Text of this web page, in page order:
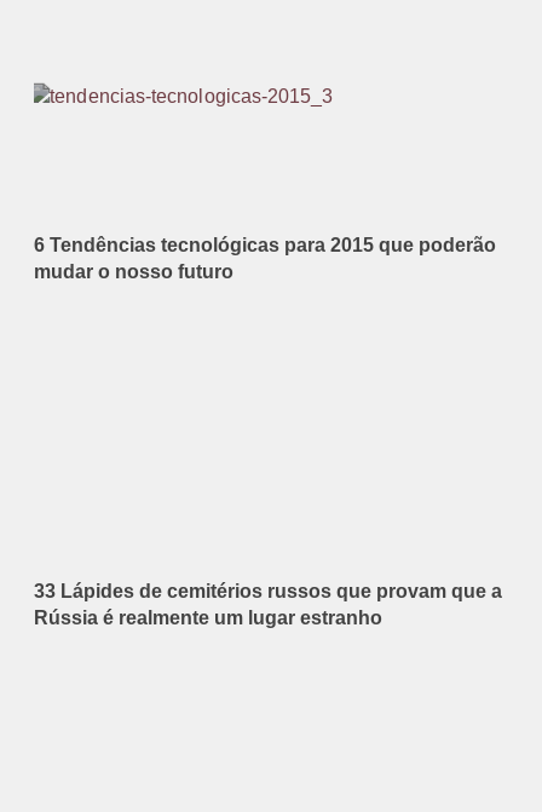
6 Tendências tecnológicas para 2015 que poderão
mudar o nosso futuro
33 Lápides de cemitérios russos que provam que a
Rússia é realmente um lugar estranho